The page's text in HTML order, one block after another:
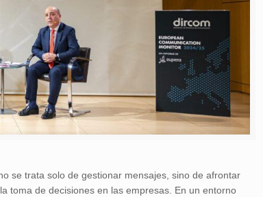
no se trata solo de gestionar mensajes, sino de afrontar
toma de decisiones en las empresas. En un entorno